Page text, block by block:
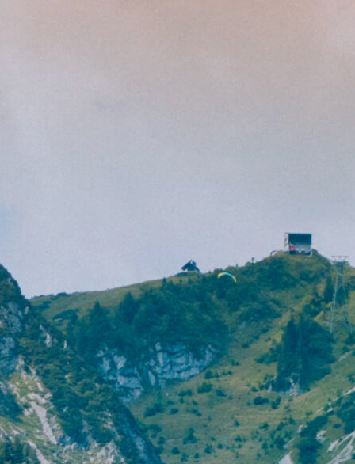
テクノロジーを活用した衣類で人を守
る
「氷撃」汗と風で驚きの冷感が持続
「10秒発熱」驚きの温かさ
「服で、回復」
着るだけで血行促進
「暖撃」比較にならない暖か肌着
ニオわない清潔感